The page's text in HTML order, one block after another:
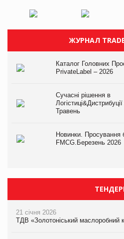
ЖУРНАЛ
Каталог Головних
PrivateLabel – 2026
Сучасні рішення в
Травень
Новинки. Просування
FMCG.Березень 2026
21 січня 2026
ТДВ «Золотоніський маслоробний